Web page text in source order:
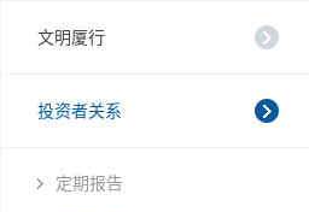
文明厦行
投资者关系
定期报告